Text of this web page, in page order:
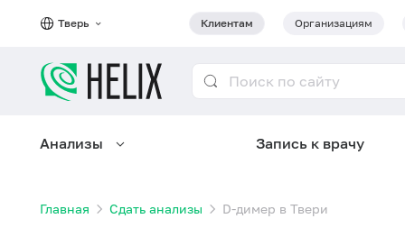
Тверь Клиентам Организациям
Анализы Запись к врачу
Главная Сдать анализы D-димер в Твери